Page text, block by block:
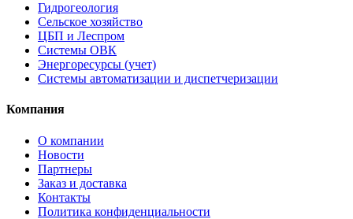
Гидрогеология
Сельское хозяйство
ЦБП и Леспром
Системы ОВК
Энергоресурсы (учет)
Системы автоматизации и диспетчеризации
Компания
О компании
Новости
Партнеры
Заказ и доставка
Контакты
Политика конфиденциальности